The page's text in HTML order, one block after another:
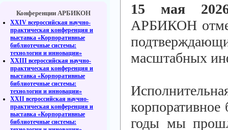
Конференции АРБИКОН
XXIV всероссийская научно-
практическая конференция и
выставка «Корпоративные
библиотечные системы:
технологии и инновации»
XXIII всероссийская научно-
практическая конференция и
выставка «Корпоративные
библиотечные системы:
технологии и инновации»
XXII всероссийская научно-
практическая конференция и
выставка «Корпоративные
библиотечные системы:
15 мая
АРБИКОН
масштабных
корпоративное
годы мы